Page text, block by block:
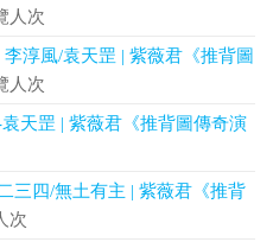
人次
淳風/袁天罡 | 紫薇君《推背圖
人次
天罡 | 紫薇君《推背圖傳奇演
三四/無土有主 | 紫薇君《推背
次